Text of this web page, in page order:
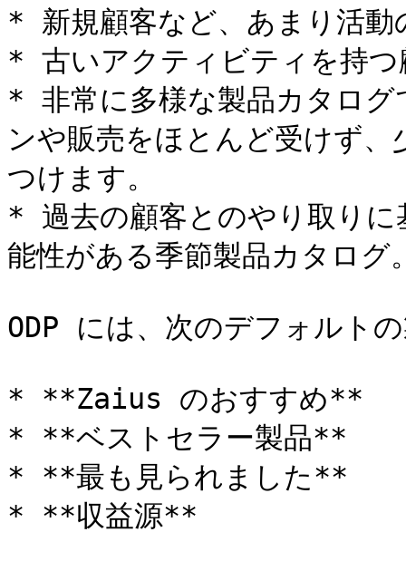
* 新規顧客など、あまり活動
* 古いアクティビティを持つ
* 非常に多様な製品カタログ
ンや販売をほとんど受けず
つけます。
* 過去の顧客とのやり取りに
能性がある季節製品カタログ
ODP には、次のデフォルト
* **Zaius のおすすめ**
* **ベストセラー製品**
* **最も見られました**
* **収益源**